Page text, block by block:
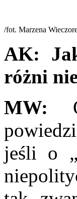
/fot. Marzena
AK:
różni
MW:
jeśli o